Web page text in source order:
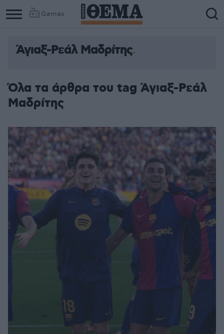
Games
Άγιαξ-Ρεάλ Μαδρίτης
Όλα τα άρθρα του tag Άγιαξ-Ρεάλ
Μαδρίτης